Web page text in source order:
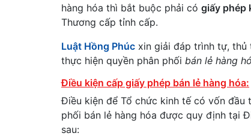
hàng hóa thì bắt buộc phải có giấy phép
Thương cấp tỉnh cấp.
Luật Hồng Phúc xin giải đáp trình tự, thủ
thực hiện quyền phân phối bán lẻ hàng
Điều kiện cấp giấy phép bán lẻ hàng hóa:
Điều kiện để Tổ chức kinh tế có vốn đầu
phối bán lẻ hàng hóa được quy định tại
sau: